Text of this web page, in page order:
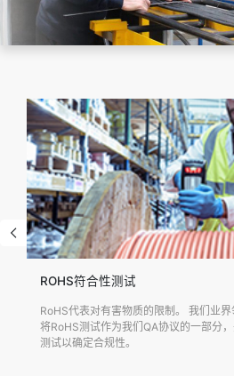
ROHS符合性测试
RoHS代表对有害物质的限制。 我们业
将RoHS测试作为我们QA协议的一部分
测试以确定合规性。